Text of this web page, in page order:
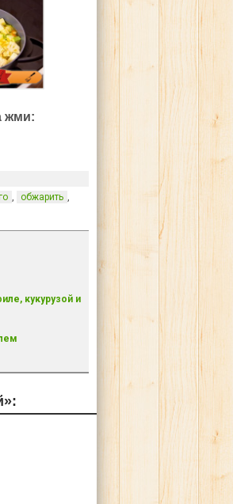
жми:
, обжарить ,
кукурузой и